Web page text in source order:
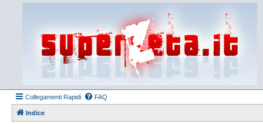
Collegamenti Rapidi FAQ
Indice